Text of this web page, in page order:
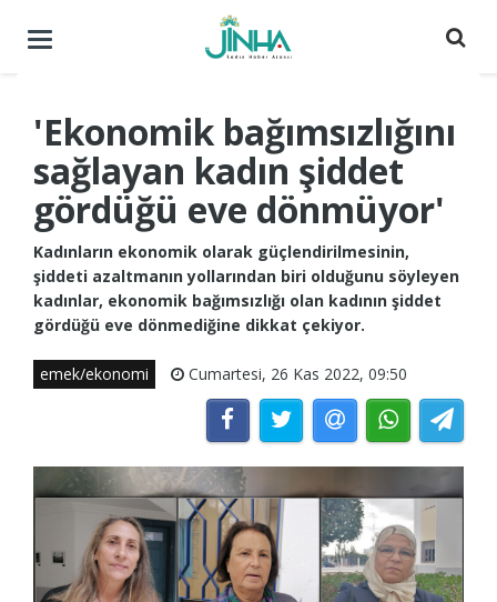
Menüyü
'Ekonomik bağımsızlığını
sağlayan kadın şiddet
gördüğü eve dönmüyor'
Kadınların ekonomik olarak güçlendirilmesinin,
şiddeti azaltmanın yollarından biri olduğunu söyleyen
kadınlar, ekonomik bağımsızlığı olan kadının şiddet
gördüğü eve dönmediğine dikkat çekiyor.
emek/ekonomi Cumartesi, 26 Kas 2022, 09:50